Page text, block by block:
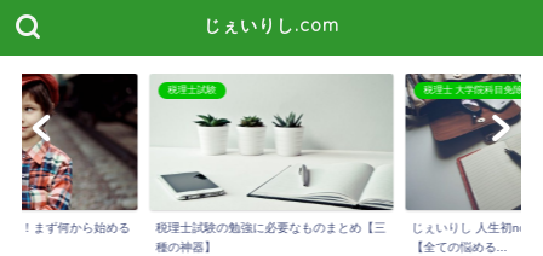
じぇいりし.com
い！まず何から始める
税理士試験
税理士試験の勉強に必要なものまとめ【三
種の神器】
税理士 大学院科目免除
じぇいりし 人生初note
【全ての悩める...